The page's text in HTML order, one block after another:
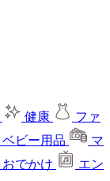
健康
ファ
ベビー用品
マ
おでかけ
エン